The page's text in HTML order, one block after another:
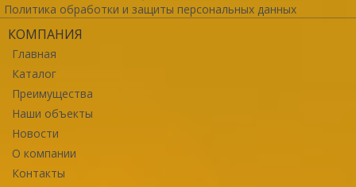
Политика обработки и защиты персональных данных
КОМПАНИЯ
Главная
Каталог
Преимущества
Наши объекты
Новости
О компании
Контакты